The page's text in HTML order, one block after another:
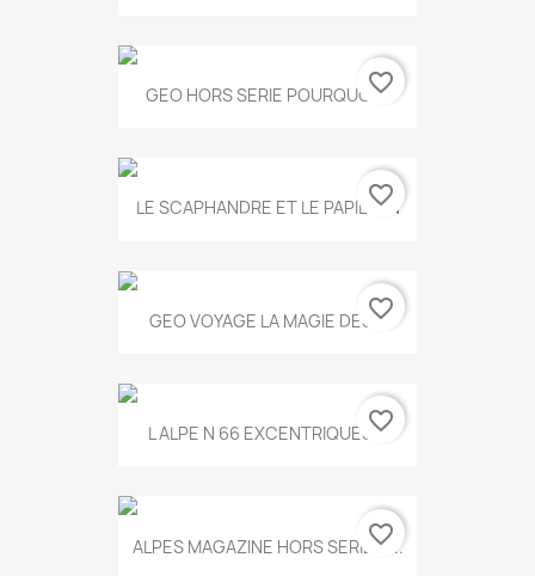
GEO HORS SERIE POURQUOI...
favorite_border
LE SCAPHANDRE ET LE PAPILLON
favorite_border
GEO VOYAGE LA MAGIE DES...
favorite_border
L ALPE N 66 EXCENTRIQUES...
favorite_border
ALPES MAGAZINE HORS SERIE N...
favorite_border